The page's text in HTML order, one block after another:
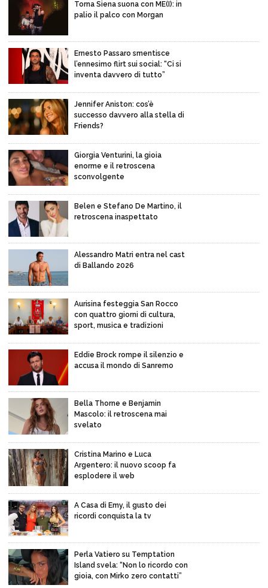
Torna Siena suona con ME(I): in
palio il palco con Morgan
Ernesto Passaro smentisce
l’ennesimo flirt sui social: “Ci si
inventa davvero di tutto”
Jennifer Aniston: cos’è
successo davvero alla stella di
Friends?
Giorgia Venturini, la gioia
enorme e il retroscena
sconvolgente
Belen e Stefano De Martino, il
retroscena inaspettato
Alessandro Matri entra nel cast
di Ballando 2026
Aurisina festeggia San Rocco
con quattro giorni di cultura,
sport, musica e tradizioni
Eddie Brock rompe il silenzio e
accusa il mondo di Sanremo
Bella Thorne e Benjamin
Mascolo: il retroscena mai
svelato
Cristina Marino e Luca
Argentero: il nuovo scoop fa
esplodere il web
A Casa di Emy, il gusto dei
ricordi conquista la tv
Perla Vatiero su Temptation
Island svela: “Non lo ricordo con
gioia, con Mirko zero contatti”